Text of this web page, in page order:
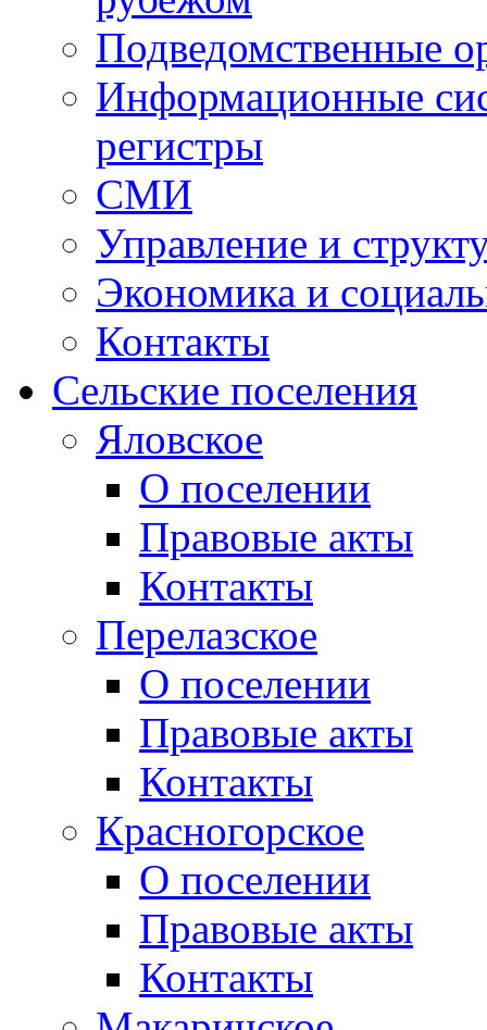
Подведомственные
Информационные
регистры
СМИ
Управление и
Экономика и
Контакты
Сельские поселения
Яловское
О поселении
Правовые акты
Контакты
Перелазское
О поселении
Правовые акты
Контакты
Красногорское
О поселении
Правовые акты
Контакты